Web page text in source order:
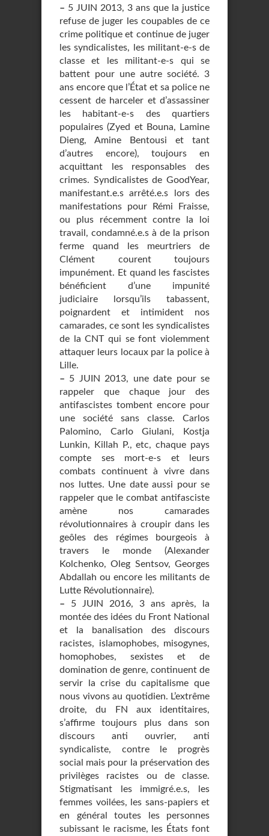
– 5 JUIN 2013, 3 ans que la justice
refuse de juger les coupables de ce
crime politique et continue de juger
les syndicalistes, les militant-e-s de
classe et les militant-e-s qui se
battent pour une autre société. 3
ans encore que l’État et sa police ne
cessent de harceler et d’assassiner
les habitant-e-s des quartiers
populaires (Zyed et Bouna, Lamine
Dieng, Amine Bentousi et tant
d’autres encore), toujours en
acquittant les responsables des
crimes. Syndicalistes de GoodYear,
manifestant.e.s arrêté.e.s lors des
manifestations pour Rémi Fraisse,
ou plus récemment contre la loi
travail, condamné.e.s à de la prison
ferme quand les meurtriers de
Clément courent toujours
impunément. Et quand les fascistes
bénéficient d’une impunité
judiciaire lorsqu’ils tabassent,
poignardent et intimident nos
camarades, ce sont les syndicalistes
de la CNT qui se font violemment
attaquer leurs locaux par la police à
Lille.
– 5 JUIN 2013, une date pour se
rappeler que chaque jour des
antifascistes tombent encore pour
une société sans classe. Carlos
Palomino, Carlo Giulani, Kostja
Lunkin, Killah P., etc, chaque pays
compte ses mort-e-s et leurs
combats continuent à vivre dans
nos luttes. Une date aussi pour se
rappeler que le combat antifasciste
amène nos camarades
révolutionnaires à croupir dans les
geôles des régimes bourgeois à
travers le monde (Alexander
Kolchenko, Oleg Sentsov, Georges
Abdallah ou encore les militants de
Lutte Révolutionnaire).
– 5 JUIN 2016, 3 ans après, la
montée des idées du Front National
et la banalisation des discours
racistes, islamophobes, misogynes,
homophobes, sexistes et de
domination de genre, continuent de
servir la crise du capitalisme que
nous vivons au quotidien. L’extrême
droite, du FN aux identitaires,
s’affirme toujours plus dans son
discours anti ouvrier, anti
syndicaliste, contre le progrès
social mais pour la préservation des
privilèges racistes ou de classe.
Stigmatisant les immigré.e.s, les
femmes voilées, les sans-papiers et
en général toutes les personnes
subissant le racisme, les États font